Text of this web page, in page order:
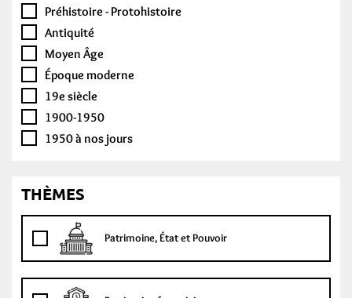
Préhistoire - Protohistoire
Antiquité
Moyen Âge
Époque moderne
19e siècle
1900-1950
1950 à nos jours
THÈMES
Patrimoine, État et Pouvoir